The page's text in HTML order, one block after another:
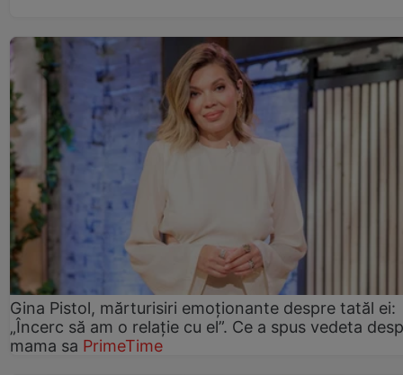
Gina Pistol, mărturisiri emoționante despre tatăl ei:
„Încerc să am o relație cu el”. Ce a spus vedeta
mama sa PrimeTime